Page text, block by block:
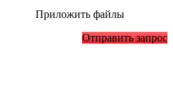
Приложить файлы
Отправить запрос